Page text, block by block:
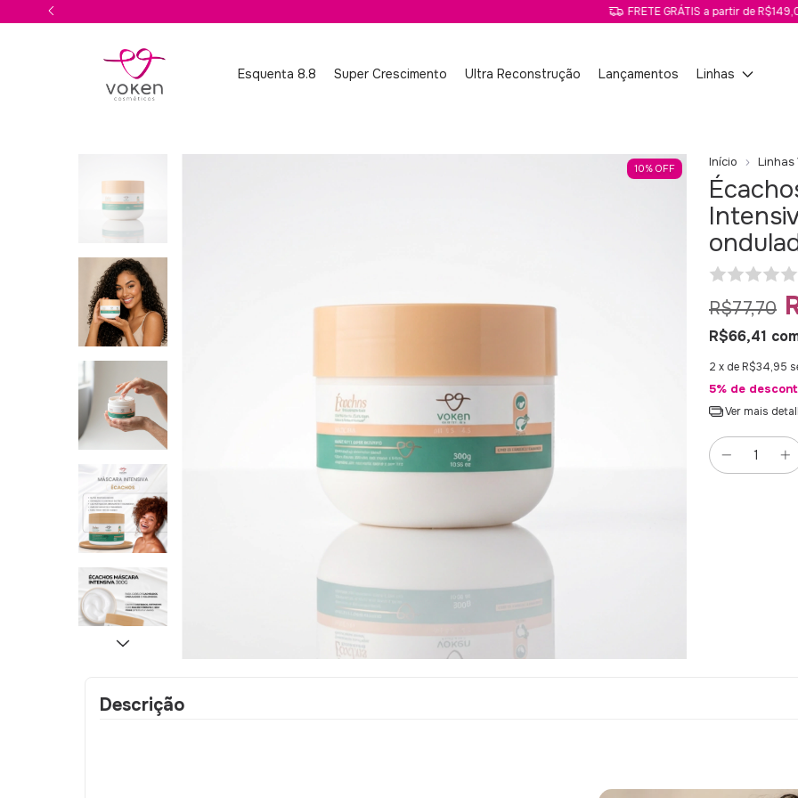
FRETE GRÁTIS a partir de R$149,00!
Esquenta 8.8 Super Crescimento Ultra Reconstrução Lançamentos Linhas
10% OFF Início Linhas
R$77,70
R$66,41
2 x de R$34,95
5% de
Ver mais
Descrição